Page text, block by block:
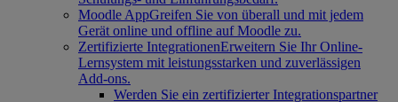
Moodle AppGreifen Sie von überall und mit jedem
Gerät online und offline auf Moodle zu.
Zertifizierte IntegrationenErweitern Sie Ihr Online-
Lernsystem mit leistungsstarken und zuverlässigen
Add-ons.
Werden Sie ein zertifizierter Integrationspartner